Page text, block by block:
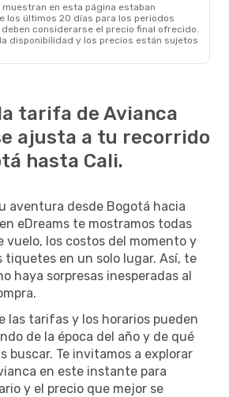
en esta página estaban
los últimos 20 días para los periodos
considerarse el precio final ofrecido.
disponibilidad y los precios están sujetos
tarifa de Avianca
ajusta a tu recorrido
hasta Cali.
aventura desde Bogotá hacia
eDreams te mostramos todas
vuelo, los costos del momento y
tiquetes en un solo lugar. Así, te
haya sorpresas inesperadas al
las tarifas y los horarios pueden
de la época del año y de qué
buscar. Te invitamos a explorar
en este instante para
y el precio que mejor se